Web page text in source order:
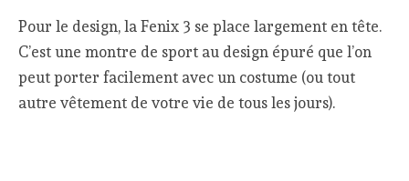
Pour le design, la Fenix 3 se place largement en tête.
C’est une montre de sport au design épuré que l’on
peut porter facilement avec un costume (ou tout
autre vêtement de votre vie de tous les jours).